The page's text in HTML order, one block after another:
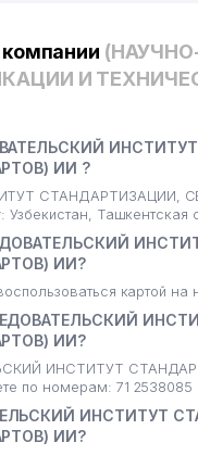
И
ИИ ?
СТАНДАРТИЗАЦИИ,
ИИ?
картой на
ИИ?
ИНСТИТУТ
по номерам: 71 2538085
ИНСТИТУТ
ИИ?